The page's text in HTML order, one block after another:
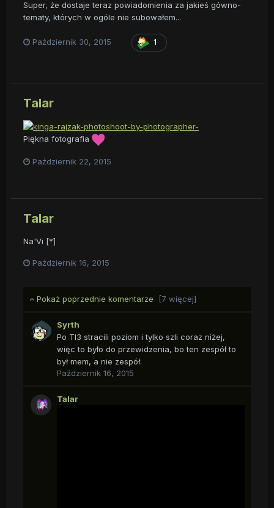
Super, że dostaje teraz powiadomienia za jakieś gówno-
tematy, których w ogóle nie subowałem...
Październik 30, 2015 1
Talar
Piękna fotografia
Październik 22, 2015
Talar
Na'Vi [*]
Październik 16, 2015
Pokaż poprzednie komentarze [7 więcej]
Syrth
Po TI3 stracili poziom i tylko szli coraz niżej,
więc to było do przewidzenia, bo ten zespół to
był mem, a nie zespół.
Październik 16, 2015
Talar